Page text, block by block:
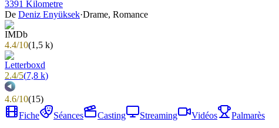
3391 Kilometre
De Deniz Enyüksek·Drame, Romance
4.4/10(1,5 k)
2.4/5(7,8 k)
4.6/10(15)
Fiche
Séances Casting Streaming Vidéos Palmarès